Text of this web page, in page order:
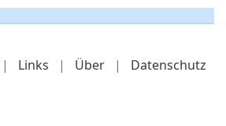
| Links | Über | Datenschutz